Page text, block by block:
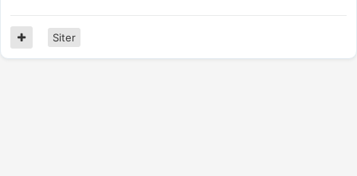
Siter